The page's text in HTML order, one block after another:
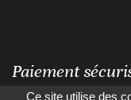
Paiement
Ce site utilise des